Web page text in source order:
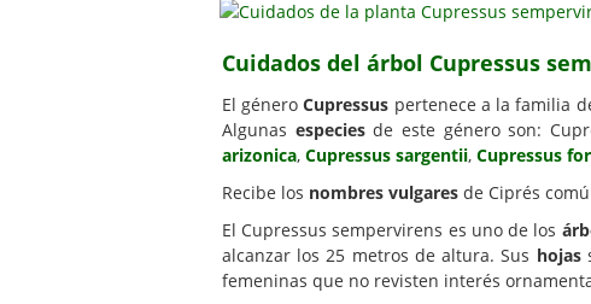
Cuidados del árbol Cupressus
El géneroCupressus pertenece a la familia
Algunas especiesde este género son:
arizonica, Cupressus sargentii, Cupressus
Recibe los nombres vulgares de Ciprés
El Cupressus sempervirens es uno de los
alcanzar los 25 metros de altura. Sus hojas
femeninas que no revisten interés